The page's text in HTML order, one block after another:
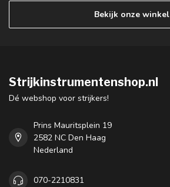
Bekijk onze winkel
Strijkinstrumentenshop.nl
Dé webshop voor strijkers!
Prins Mauritsplein 19
2582 NC Den Haag
Nederland
070-2210831